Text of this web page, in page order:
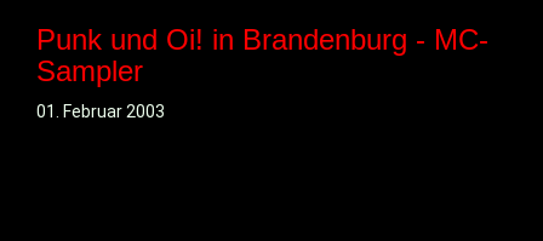
Punk und Oi! in Brandenburg - MC-
Sampler
01. Februar 2003